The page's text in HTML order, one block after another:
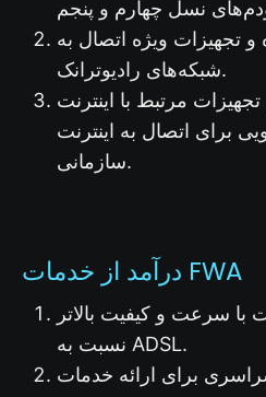
تجهیزات ویژه اتصال به
شبکه‌های رادیوترانک.
مرتبط با اینترنت
برای اتصال به اینترنت
سازمانی.
درآمد از خدمات FWA
با سرعت و کیفیت بالاتر
نسبت به ADSL.
برای ارائه خدمات